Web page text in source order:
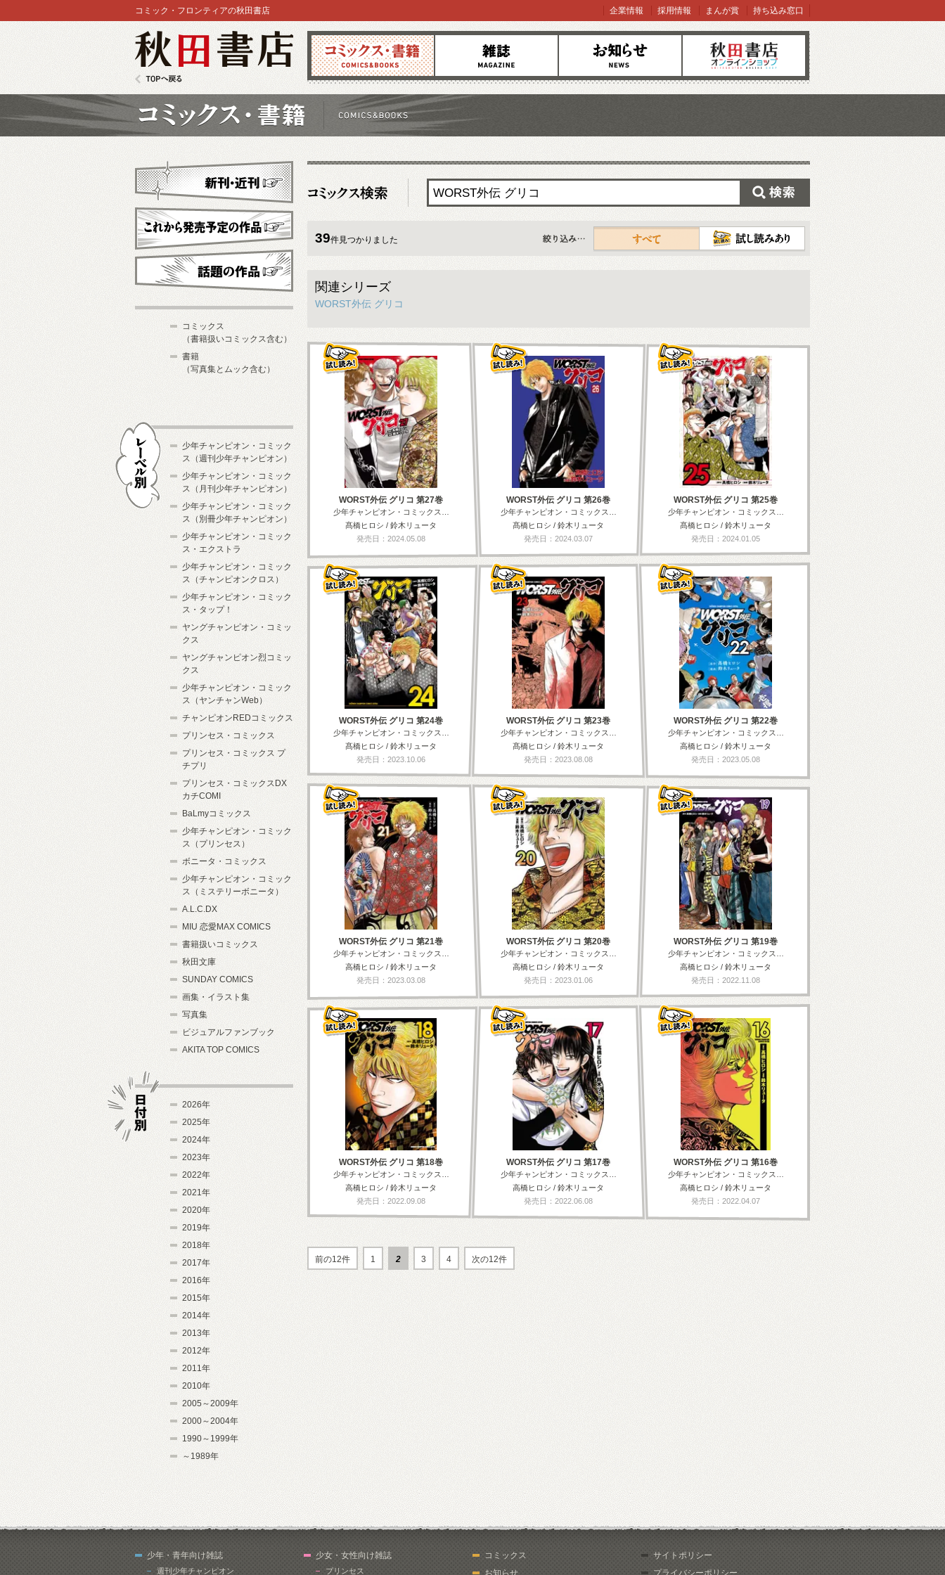
コミックス 雑誌 お知らせ オンラインショップ
コミック・フロンティアの秋田書店 企業情報 採用情報 まんが賞 持ち込み窓口
39件見つかりました
すべて
関連シリーズ
WORST外伝 グリコ
WORST外伝 グリコ 第27巻
少年チャンピオン・コミックス…
髙橋ヒロシ / 鈴木リュータ
発売日：2024.05.08
WORST外伝 グリコ 第26巻
少年チャンピオン・コミックス…
髙橋ヒロシ / 鈴木リュータ
発売日：2024.03.07
WORST外伝 グリコ 第25巻
少年チャンピオン・コミックス…
髙橋ヒロシ / 鈴木リュータ
発売日：2024.01.05
WORST外伝 グリコ 第24巻
少年チャンピオン・コミックス…
髙橋ヒロシ / 鈴木リュータ
発売日：2023.10.06
WORST外伝 グリコ 第23巻
少年チャンピオン・コミックス…
髙橋ヒロシ / 鈴木リュータ
発売日：2023.08.08
WORST外伝 グリコ 第22巻
少年チャンピオン・コミックス…
高橋ヒロシ / 鈴木リュータ
発売日：2023.05.08
WORST外伝 グリコ 第21巻
少年チャンピオン・コミックス…
高橋ヒロシ / 鈴木リュータ
発売日：2023.03.08
WORST外伝 グリコ 第20巻
少年チャンピオン・コミックス…
高橋ヒロシ / 鈴木リュータ
発売日：2023.01.06
WORST外伝 グリコ 第19巻
少年チャンピオン・コミックス…
高橋ヒロシ / 鈴木リュータ
発売日：2022.11.08
WORST外伝 グリコ 第18巻
少年チャンピオン・コミックス…
高橋ヒロシ / 鈴木リュータ
発売日：2022.09.08
WORST外伝 グリコ 第17巻
少年チャンピオン・コミックス…
高橋ヒロシ / 鈴木リュータ
発売日：2022.06.08
WORST外伝 グリコ 第16巻
少年チャンピオン・コミックス…
高橋ヒロシ / 鈴木リュータ
発売日：2022.04.07
前の12件 1 2 3 4 次の12件
新刊・近刊
これから発売予定
コミックス
（書籍扱いコミックス含む）
書籍
（写真集とムック含む）
少年チャンピオン・コミック
ス（週刊少年チャンピオン）
少年チャンピオン・コミック
ス（月刊少年チャンピオン）
少年チャンピオン・コミック
ス（別冊少年チャンピオン）
少年チャンピオン・コミック
ス・エクストラ
少年チャンピオン・コミック
ス（チャンピオンクロス）
少年チャンピオン・コミック
ス・タップ！
ヤングチャンピオン・コミッ
クス
ヤングチャンピオン烈コミッ
クス
少年チャンピオン・コミック
ス（ヤンチャンWeb）
チャンピオンREDコミックス
プリンセス・コミックス
プリンセス・コミックス プ
チプリ
プリンセス・コミックスDX
カチCOMI
BaLmyコミックス
少年チャンピオン・コミック
ス（プリンセス）
ボニータ・コミックス
少年チャンピオン・コミック
ス（ミステリーボニータ）
A.L.C.DX
MIU 恋愛MAX COMICS
書籍扱いコミックス
秋田文庫
SUNDAY COMICS
画集・イラスト集
写真集
ビジュアルファンブック
AKITA TOP COMICS
2026年
2025年
2024年
2023年
2022年
2021年
2020年
2019年
2018年
2017年
2016年
2015年
2014年
2013年
2012年
2011年
2010年
2005～2009年
2000～2004年
1990～1999年
～1989年
少年・青年向け雑誌
週刊少年チャンピオン
少女・女性向け雑誌
プリンセス
コミックス
お知らせ
サイトポリシー
プライバシーポリシー